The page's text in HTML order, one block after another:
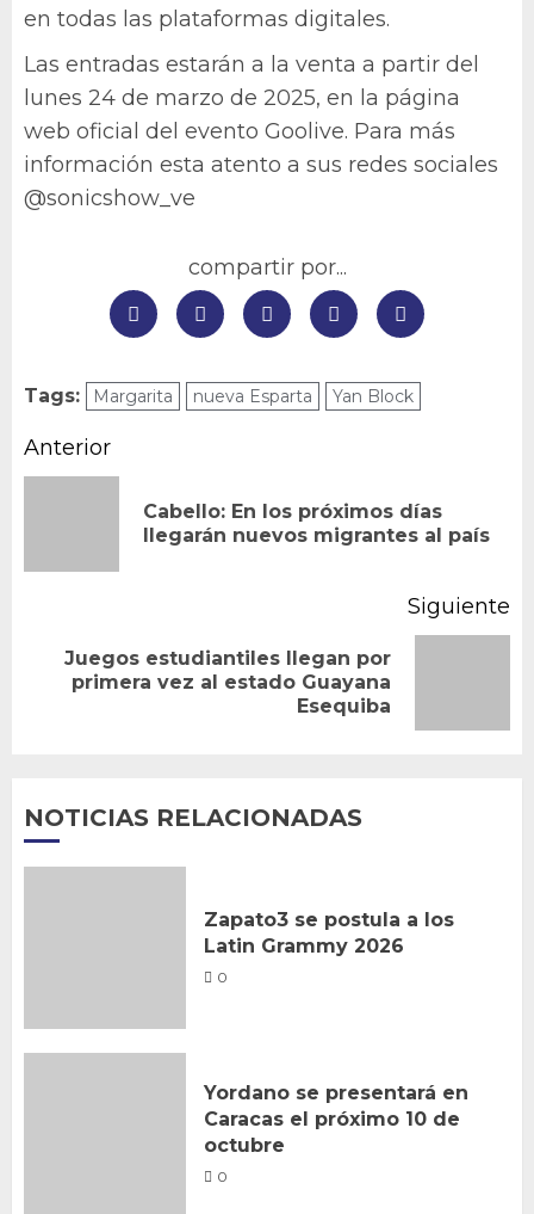
en todas las plataformas digitales.
Las entradas estarán a la venta a partir del
lunes 24 de marzo de 2025, en la página
web oficial del evento Goolive. Para más
información esta atento a sus redes sociales
@sonicshow_ve
compartir por...
Tags: Margarita nueva Esparta Yan Block
Navegación
entradas
Anterior
Cabello: En los próximos días
llegarán nuevos migrantes al país
Siguiente
Siguiente
Juegos estudiantiles llegan por
primera vez al estado Guayana
Esequiba
NOTICIAS RELACIONADAS
Zapato3 se postula a los
Latin Grammy 2026
0
Yordano se presentará en
Caracas el próximo 10 de
octubre
0